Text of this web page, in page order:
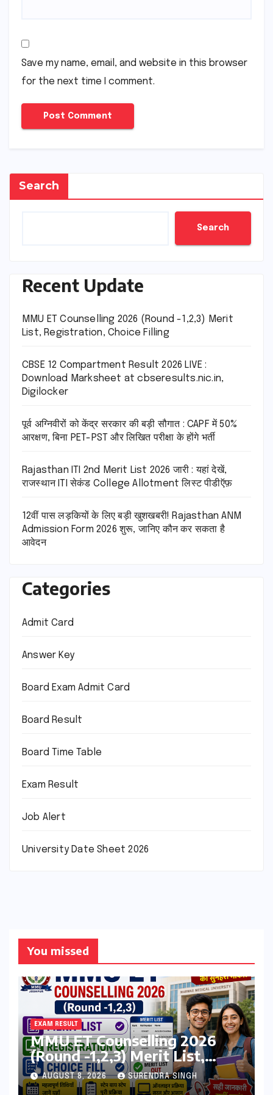
Save my name, email, and website in this browser
for the next time I comment.
Search
Search
Recent Update
MMU ET Counselling 2026 (Round -1,2,3) Merit
List, Registration, Choice Filling
CBSE 12 Compartment Result 2026 LIVE :
Download Marksheet at cbseresults.nic.in,
Digilocker
पूर्व अग्निवीरों को केंद्र सरकार की बड़ी सौगात : CAPF में 50%
आरक्षण, बिना PET-PST और लिखित परीक्षा के होंगे भर्ती
Rajasthan ITI 2nd Merit List 2026 जारी : यहां देखें,
राजस्थान ITI सेकंड College Allotment लिस्ट पीडीऍफ़
12वीं पास लड़कियों के लिए बड़ी खुशखबरी! Rajasthan ANM
Admission Form 2026 शुरू, जानिए कौन कर सकता है
आवेदन
Categories
Admit Card
Answer Key
Board Exam Admit Card
Board Result
Board Time Table
Exam Result
Job Alert
University Date Sheet 2026
You missed
EXAM RESULT
MMU ET Counselling 2026
(Round -1,2,3) Merit List,
Registration, Choice Filling
AUGUST 8, 2026 SURENDRA SINGH